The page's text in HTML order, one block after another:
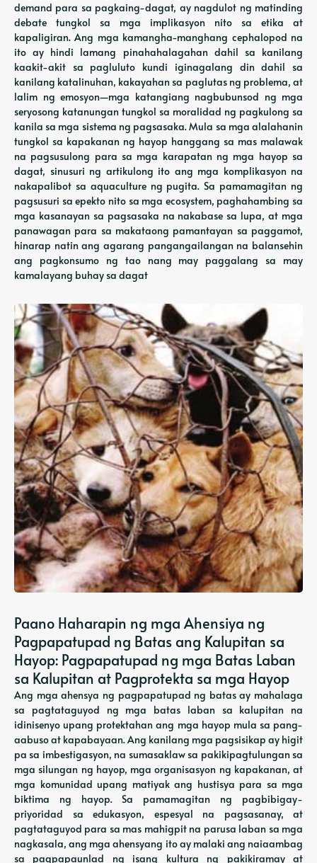
demand para sa pagkaing-dagat, ay nagdulot ng matinding
debate tungkol sa mga implikasyon nito sa etika at
kapaligiran. Ang mga kamangha-manghang cephalopod na
ito ay hindi lamang pinahahalagahan dahil sa kanilang
kaakit-akit sa pagluluto kundi iginagalang din dahil sa
kanilang katalinuhan, kakayahan sa paglutas ng problema, at
lalim ng emosyon—mga katangiang nagbubunsod ng mga
seryosong katanungan tungkol sa moralidad ng pagkulong sa
kanila sa mga sistema ng pagsasaka. Mula sa mga alalahanin
tungkol sa kapakanan ng hayop hanggang sa mas malawak
na pagsusulong para sa mga karapatan ng mga hayop sa
dagat, sinusuri ng artikulong ito ang mga komplikasyon na
nakapalibot sa aquaculture ng pugita. Sa pamamagitan ng
pagsusuri sa epekto nito sa mga ecosystem, paghahambing sa
mga kasanayan sa pagsasaka na nakabase sa lupa, at mga
panawagan para sa makataong pamantayan sa paggamot,
hinarap natin ang agarang pangangailangan na balansehin
ang pagkonsumo ng tao nang may paggalang sa may
kamalayang buhay sa dagat
Paano Haharapin ng mga Ahensiya ng
Pagpapatupad ng Batas ang Kalupitan sa
Hayop: Pagpapatupad ng mga Batas Laban
sa Kalupitan at Pagprotekta sa mga Hayop
Ang mga ahensya ng pagpapatupad ng batas ay mahalaga
sa pagtataguyod ng mga batas laban sa kalupitan na
idinisenyo upang protektahan ang mga hayop mula sa pang-
aabuso at kapabayaan. Ang kanilang mga pagsisikap ay higit
pa sa imbestigasyon, na sumasaklaw sa pakikipagtulungan sa
mga silungan ng hayop, mga organisasyon ng kapakanan, at
mga komunidad upang matiyak ang hustisya para sa mga
biktima ng hayop. Sa pamamagitan ng pagbibigay-
priyoridad sa edukasyon, espesyal na pagsasanay, at
pagtataguyod para sa mas mahigpit na parusa laban sa mga
nagkasala, ang mga ahensyang ito ay malaki ang naiaambag
sa pagpapaunlad ng isang kultura ng pakikiramay at